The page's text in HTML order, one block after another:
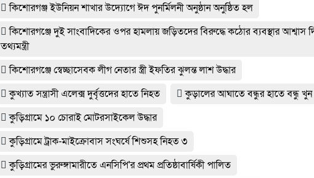
কিশোরগঞ্জ ইউনিয়ন শাখার উদ্যোগে ঈদ পুনর্মিলনী অনুষ্ঠান অনুষ্ঠিত হল
কিশোরগঞ্জে দুই সাংবাদিকের ওপর হামলায় জড়িতদের বিরুদ্ধে কঠোর ব্যবস্থার আশ্বাস
তথ্যমন্ত্রী
কিশোরগঞ্জে স্বেচ্ছাসেবক লীগ নেতার স্ত্রী ইফতির ঝুলন্ত লাশ উদ্ধার
কুখ্যাত সন্ত্রাসী এলেক্স দুর্বৃত্তদের হাতে নিহত
কুড়ালের আঘাতে বন্ধুর হাতে বন্ধু খুন
কুড়িগ্রামে ১০ চোরাই মোটরসাইকেল উদ্ধার
কুড়িগ্রামে ট্রাক-মাইক্রোবাস সংঘর্ষে শিশুসহ নিহত ৩
কুড়িগ্রামের ভুরুঙ্গামারীতে এনসিপি'র প্রথম প্রতিষ্ঠাবার্ষিকী পালিত